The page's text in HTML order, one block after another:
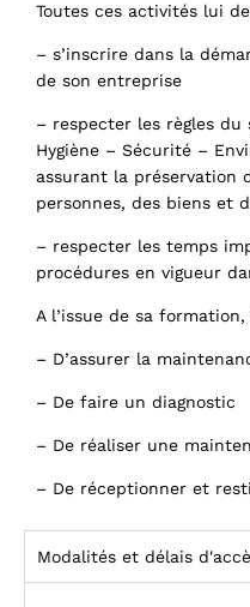
Toutes ces activités lui
– s’inscrire dans la
de son entreprise
– respecter les règles du
Hygiène – Sécurité –
assurant la préservation
personnes, des biens et
– respecter les temps
procédures en vigueur
A l’issue de sa
– D’assurer la
– De faire un diagnostic
– De réaliser une
– De réceptionner et
Modalités et délais